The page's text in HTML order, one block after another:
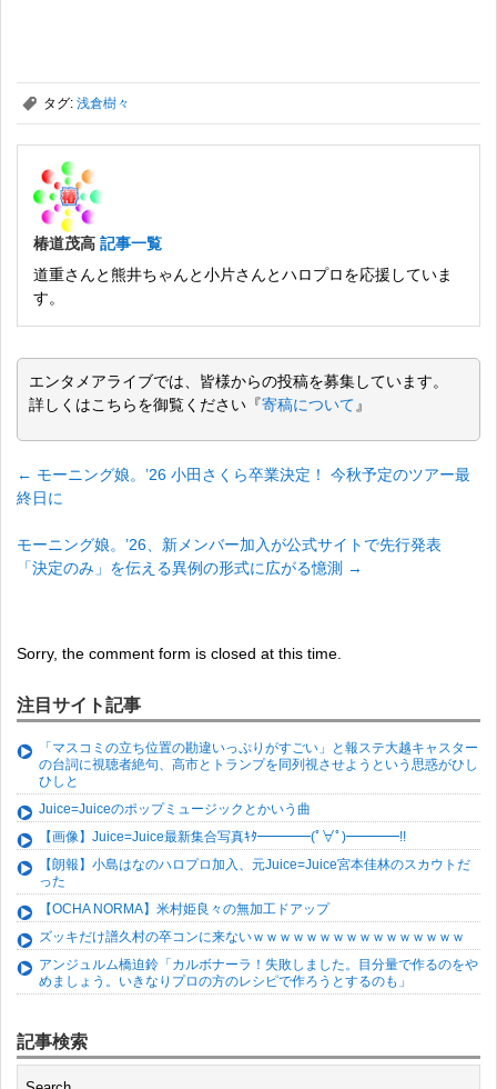
, タグ: 浅倉樹々
椿道茂高 記事一覧
道重さんと熊井ちゃんと小片さんとハロプロを応援していま
す。
エンタメアライブでは、皆様からの投稿を募集しています。
詳しくはこちらを御覧ください『寄稿について 』
← モーニング娘。’26 小田さくら卒業決定！ 今秋予定のツアー最
終日に
モーニング娘。’26、新メンバー加入が公式サイトで先行発表
「決定のみ」を伝える異例の形式に広がる憶測 →
Sorry, the comment form is closed at this time.
注目サイト記事
「マスコミの立ち位置の勘違いっぷりがすごい」と報ステ大越キャスター
の台詞に視聴者絶句、高市とトランプを同列視させようという思惑がひし
ひしと
Juice=Juiceのポップミュージックとかいう曲
【画像】Juice=Juice最新集合写真ｷﾀ━━━━(ﾟ∀ﾟ)━━━━!!
【朗報】小島はなのハロプロ加入、元Juice=Juice宮本佳林のスカウトだ
った
【OCHA NORMA】米村姫良々の無加工ドアップ
ズッキだけ譜久村の卒コンに来ないｗｗｗｗｗｗｗｗｗｗｗｗｗｗｗｗ
アンジュルム橋迫鈴「カルボナーラ！失敗しました。目分量で作るのをや
めましょう。いきなりプロの方のレシピで作ろうとするのも」
記事検索